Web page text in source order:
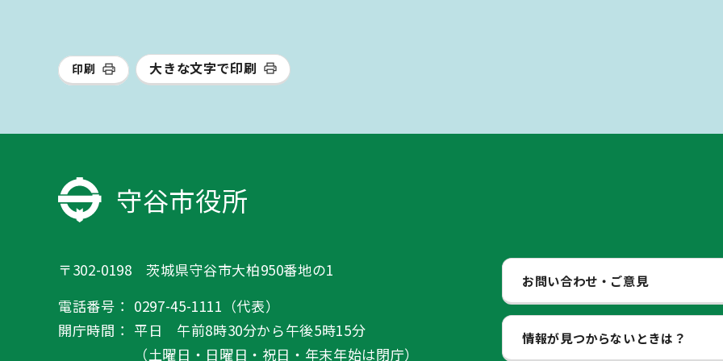
印刷 大きな文字で印刷
守谷市役所
〒302-0198 茨城県守谷市大柏950番地の1
電話番号： 0297-45-1111（代表）
開庁時間： 平日 午前8時30分から午後5時15分
（土曜日・日曜日・祝日・年末年始は閉庁）
お問い合わせ・ご意見
情報が見つからないときは？